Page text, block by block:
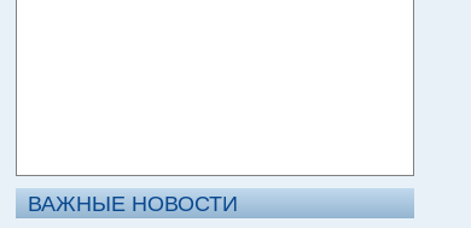
ВАЖНЫЕ НОВОСТИ